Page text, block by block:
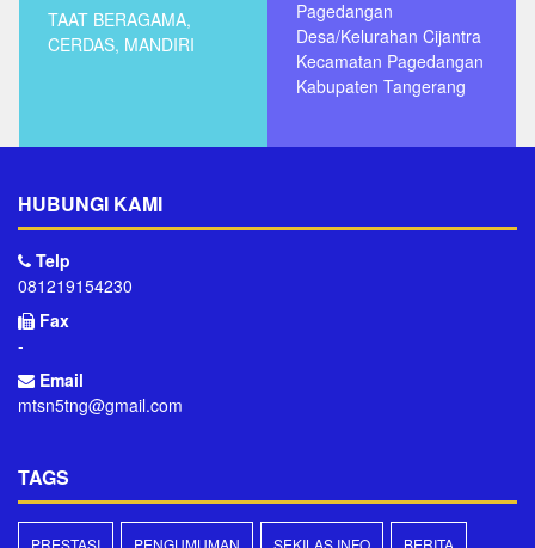
TAAT BERAGAMA,
CERDAS, MANDIRI
Pagedangan
Desa/Kelurahan Cijantra
Kecamatan Pagedangan
Kabupaten Tangerang
HUBUNGI KAMI
Telp
081219154230
Fax
-
Email
mtsn5tng@gmail.com
TAGS